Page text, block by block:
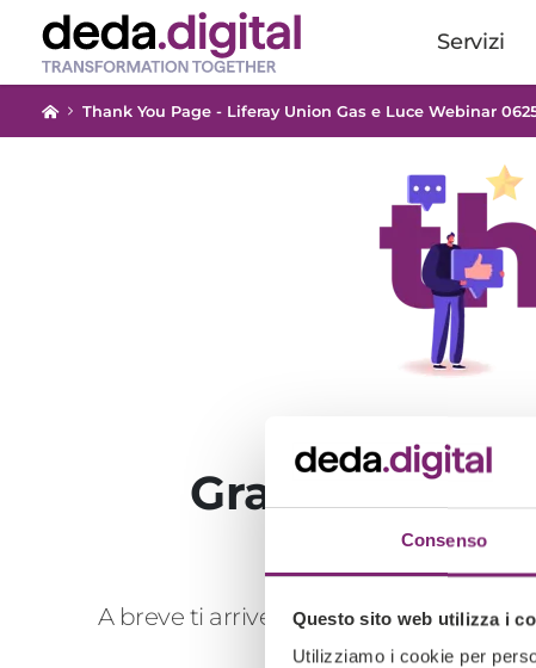
Consenso
Questo sito web utilizza i
Utilizziamo i cookie per
Servizi
Thank You Page - Liferay Union Gas e Luce Webinar
Grazie, la tua
A breve ti arriverà una conferma via